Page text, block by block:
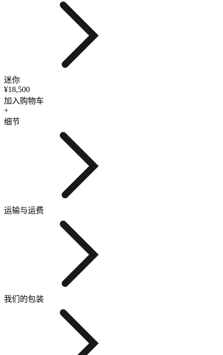
迷你
¥18,500
加入购物车
+
细节
运输与运费
我们的包装